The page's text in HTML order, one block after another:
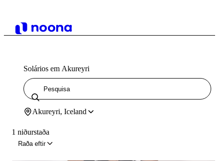
Solários em Akureyri
Akureyri, Iceland
1 niðurstaða
Raða eftir